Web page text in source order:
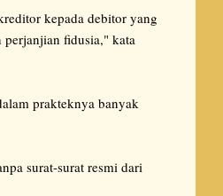
kepada debitor yang
perjanjian fidusia," kata
prakteknya banyak
surat-surat resmi dari